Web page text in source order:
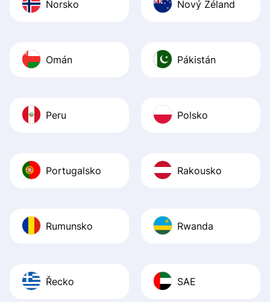
Norsko Nový Zéland
Omán Pákistán
Peru Polsko
Portugalsko Rakousko
Rumunsko Rwanda
Řecko SAE